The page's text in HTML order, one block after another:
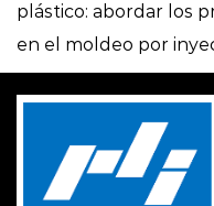
plástico: abordar los
en el moldeo por